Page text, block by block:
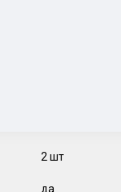
2 шт
да